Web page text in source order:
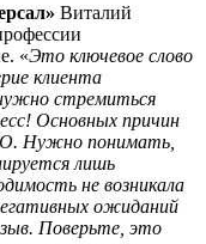
Виталий
«Это ключевое слово
клиента
стремиться
Основных причин
Нужно понимать,
лишь
не возникала
ожиданий
Поверьте, это